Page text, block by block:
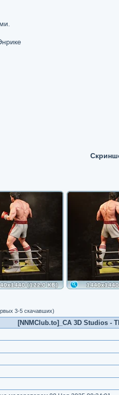
3-5 скачавших)
[NNMClub.to]_CA 3D Studios -